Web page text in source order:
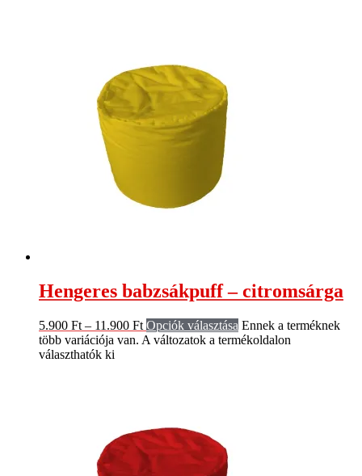
Hengeres babzsákpuff – citromsárga
5.900 Ft – 11.900 Ft Opciók választása Ennek a terméknek
több variációja van. A változatok a termékoldalon
választhatók ki